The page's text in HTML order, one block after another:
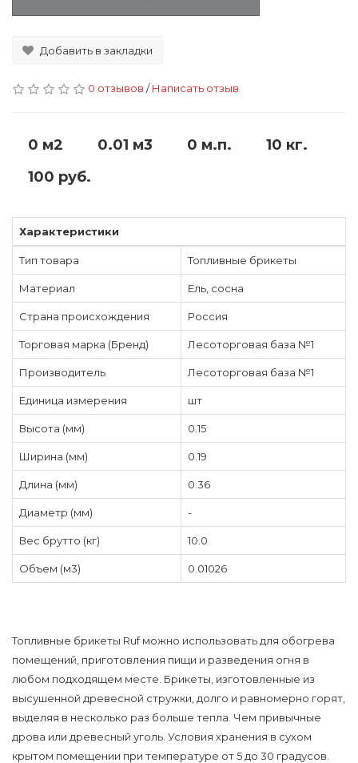
Добавить в закладки
0 отзывов /Написать отзыв
0 м2 0.01 м3 0 м.п.
10 кг.
100 руб.
Характеристики
Тип товара Топливные брикеты
Материал Ель, сосна
Страна происхождения Россия
Торговая марка (Бренд) Лесоторговая база №1
Производитель Лесоторговая база №1
Единица измерения шт
Высота (мм) 0.15
Ширина (мм) 0.19
Длина (мм) 0.36
Диаметр (мм) -
Вес брутто (кг) 10.0
Объем (м3) 0.01026
Топливные брикеты Ruf можно использовать для обогрева
помещений, приготовления пищи и разведения огня в
любом подходящем месте. Брикеты, изготовленные из
высушенной древесной стружки, долго и равномерно горят,
выделяя в несколько раз больше тепла. Чем привычные
дрова или древесный уголь. Условия хранения в сухом
крытом помещении при температуре от 5 до 30 градусов.